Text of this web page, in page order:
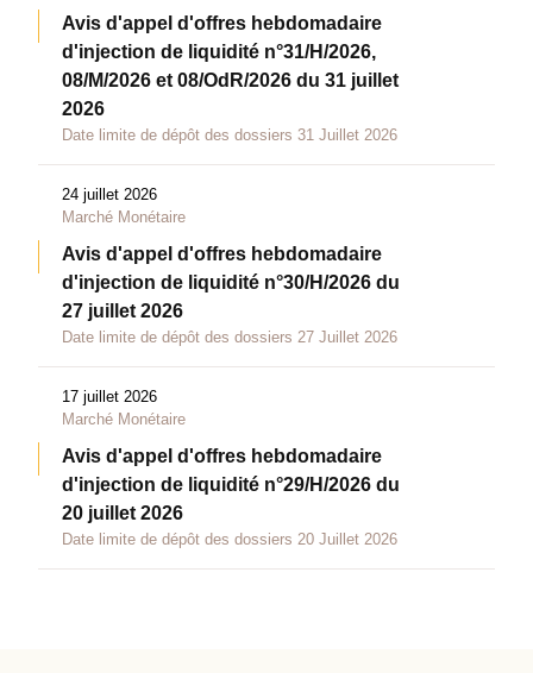
Avis d'appel d'offres hebdomadaire
d'injection de liquidité n°31/H/2026,
08/M/2026 et 08/OdR/2026 du 31 juillet
2026
Date limite de dépôt des dossiers 31 Juillet 2026
24 juillet 2026
Marché Monétaire
Avis d'appel d'offres hebdomadaire
d'injection de liquidité n°30/H/2026 du
27 juillet 2026
Date limite de dépôt des dossiers 27 Juillet 2026
17 juillet 2026
Marché Monétaire
Avis d'appel d'offres hebdomadaire
d'injection de liquidité n°29/H/2026 du
20 juillet 2026
Date limite de dépôt des dossiers 20 Juillet 2026